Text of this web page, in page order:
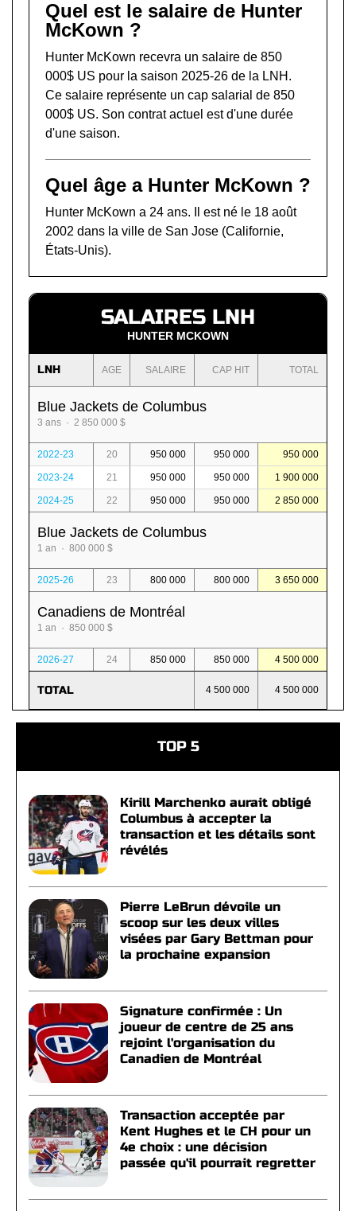
Quel est le salaire de Hunter
McKown ?
Hunter McKown recevra un salaire de 850
000$ US pour la saison 2025-26 de la LNH.
Ce salaire représente un cap salarial de 850
000$ US. Son contrat actuel est d'une durée
d'une saison.
Quel âge a Hunter McKown ?
Hunter McKown a 24 ans. Il est né le 18 août
2002 dans la ville de San Jose (Californie,
États-Unis).
SALAIRES LNH
HUNTER MCKOWN
LNH AGE SALAIRE CAP HIT TOTAL
Blue Jackets de Columbus
3 ans · 2 850 000 $
2022-23 20 950 000 950 000 950 000
2023-24 21 950 000 950 000 1 900 000
2024-25 22 950 000 950 000 2 850 000
Blue Jackets de Columbus
1 an · 800 000 $
2025-26 23 800 000 800 000 3 650 000
Canadiens de Montréal
1 an · 850 000 $
2026-27 24 850 000 850 000 4 500 000
TOTAL 4 500 000 4 500 000
TOP 5
Kirill Marchenko aurait obligé
Columbus à accepter la
transaction et les détails sont
révélés
Pierre LeBrun dévoile un
scoop sur les deux villes
visées par Gary Bettman pour
la prochaine expansion
Signature confirmée : Un
joueur de centre de 25 ans
rejoint l'organisation du
Canadien de Montréal
Transaction acceptée par
Kent Hughes et le CH pour un
4e choix : une décision
passée qu'il pourrait regretter